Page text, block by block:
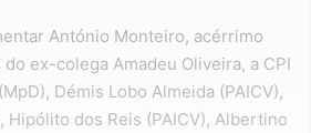
António Monteiro, acérrimo
ex-colega Amadeu Oliveira, a CPI
Démis Lobo Almeida (PAICV),
Hipólito dos Reis (PAICV), Albertino